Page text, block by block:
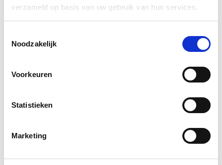
verzameld op basis van uw gebruik van hun services.
Noodzakelijk
Voorkeuren
Statistieken
Marketing